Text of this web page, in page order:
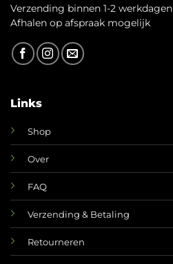
Verzending binnen 1-2 werkdagen
Afhalen op afspraak mogelijk
Links
Shop
Over
FAQ
Verzending & Betaling
Retourneren